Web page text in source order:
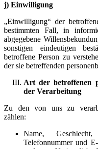
j) Einwilligung
„Einwilligung“ der
bestimmten Fall, in
abgegebene
sonstigen eindeutigen
betroffene Person zu
der sie betreffenden
Art der betroffenen
der Verarbeitung
Zu den von uns zu
zählen:
Name,
Telefonnummer und